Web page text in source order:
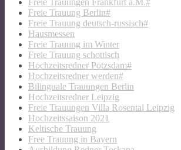
Freie Trauungen Frankfurt a.M.#
Freie Trauung Berlin#
Freie Trauung deutsch-russisch#
Hausmessen
Freie Trauung im Winter
Freie Trauung schottisch
Hochzeitsredner Potzsdam#
Hochzeitsredner werden#
Bilinguale Trauungen Berlin
Hochzeitsredner Leipzig
Freie Trauungen Villa Rosental Leipzig
Hochzeitssaison 2021
Keltische Trauung
Free Trauung in Bayern